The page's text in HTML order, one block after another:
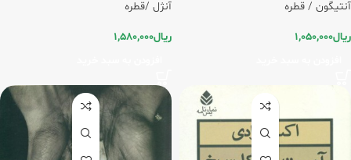
آنتیگون / قطره
ریال1,050,000
آنژل /قطره
ریال1,580,000